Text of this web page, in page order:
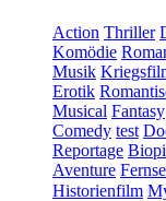
Action Thriller
Komödie
Musik
Erotik
Musical Fantasy
Comedy test
Reportage
Aventure
Historienfilm